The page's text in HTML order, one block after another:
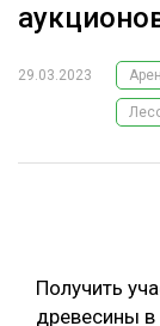
ЛЕСНОЕ
ЛЕСОЗАГОТОВКА
ОБРАБОТКА
ЭКСПЕРТНОЕ
29.03.2023
Получить
древесины